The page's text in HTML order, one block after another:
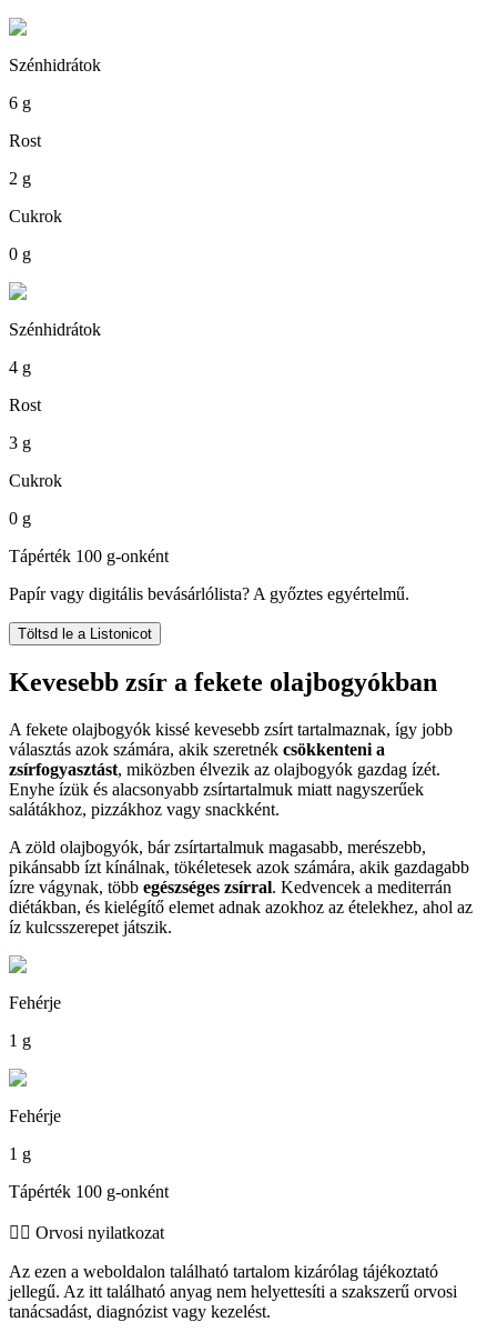
Szénhidrátok
6 g
Rost
2 g
Cukrok
0 g
Szénhidrátok
4 g
Rost
3 g
Cukrok
0 g
Tápérték 100 g-onként
Papír vagy digitális bevásárlólista? A győztes egyértelmű.
Töltsd le a Listonicot
Kevesebb zsír a fekete olajbogyókban
A fekete olajbogyók kissé kevesebb zsírt tartalmaznak, így jobb
választás azok számára, akik szeretnék csökkenteni a
zsírfogyasztást, miközben élvezik az olajbogyók gazdag ízét.
Enyhe ízük és alacsonyabb zsírtartalmuk miatt nagyszerűek
salátákhoz, pizzákhoz vagy snackként.
A zöld olajbogyók, bár zsírtartalmuk magasabb, merészebb,
pikánsabb ízt kínálnak, tökéletesek azok számára, akik gazdagabb
ízre vágynak, több egészséges zsírral. Kedvencek a mediterrán
diétákban, és kielégítő elemet adnak azokhoz az ételekhez, ahol az
íz kulcsszerepet játszik.
Fehérje
1 g
Fehérje
1 g
Tápérték 100 g-onként
👨‍⚕️️ Orvosi nyilatkozat
Az ezen a weboldalon található tartalom kizárólag tájékoztató
jellegű. Az itt található anyag nem helyettesíti a szakszerű orvosi
tanácsadást, diagnózist vagy kezelést.